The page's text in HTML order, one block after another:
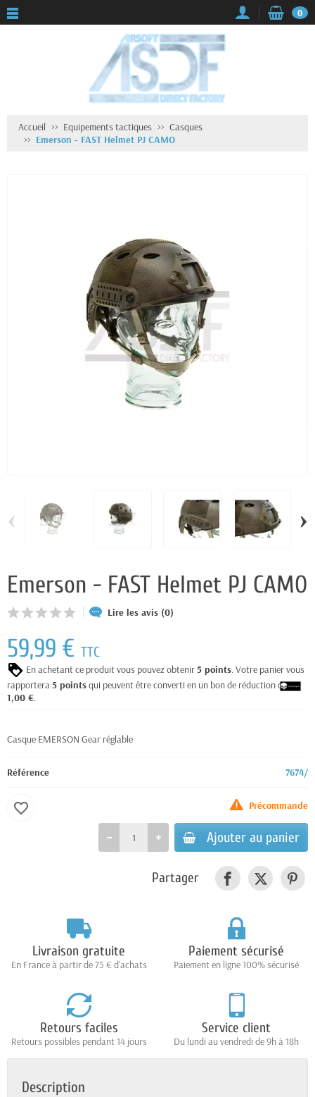
0
Accueil Equipements tactiques
Casques
Emerson - FAST Helmet PJ CAMO
‹ ›
Emerson - FAST Helmet PJ CAMO
Lire les avis (0)
59,99 € TTC
En achetant ce produit vous pouvez obtenir5 points. Votre panier vous
rapportera5 pointsqui peuvent être converti en un bon de réduction de
1,00 €.
Casque EMERSON Gear réglable
Référence 7674/
Précommande
Ajouter au panier
favorite_border
Partager
Livraison gratuite
En France à partir de 75 € d'achats
Paiement sécurisé
Paiement en ligne 100% sécurisé
Retours faciles
Retours possibles pendant 14 jours
Service client
Du lundi au vendredi de 9h à 18h
Description